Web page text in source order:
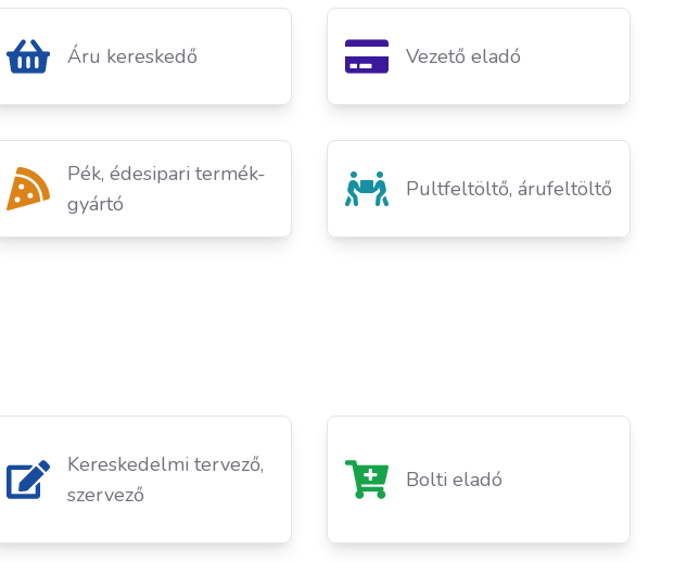
Áru kereskedő Vezető eladó
Pék, édesipari termék-
gyártó
Pultfeltöltő, árufeltöltő
Kereskedelmi tervező,
szervező
Bolti eladó